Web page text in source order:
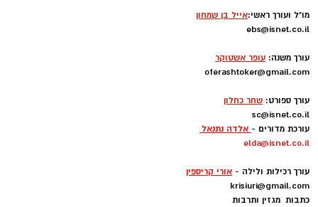
מו"ל ועורך ראשי:אייל בן שמחון
ebs@isnet.co.il
עורך משנה: עופר אשטוקר
oferashtoker@gmail.com
עורך ספורט: שחר כחלון
sc@isnet.co.il
עורכת מדורים - אלדה נתנאל
elda@isnet.co.il
עורך רכילות ולילה - אורי קריספין
krisiuri@gmail.com
כתבות מגזין ותרבות